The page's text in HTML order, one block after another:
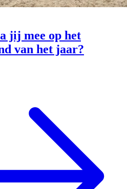
jij mee op het
van het jaar?